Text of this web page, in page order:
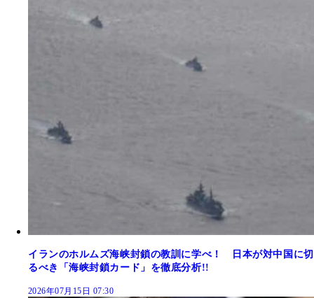
イランのホルムズ海峡封鎖の教訓に学べ！ 日本が対中国に切
るべき「海峡封鎖カード」を徹底分析!!
2026年07月15日 07:30